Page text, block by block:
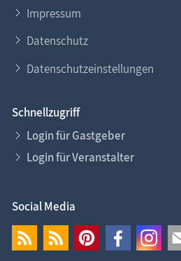
Impressum
Datenschutz
Datenschutzeinstellungen
Schnellzugriff
Login für Gastgeber
Login für Veranstalter
Social Media